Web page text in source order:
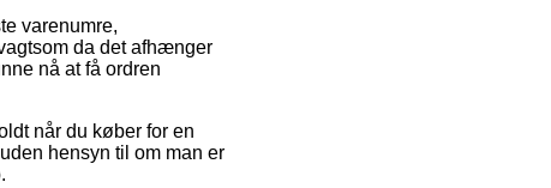
varenumre,
da det afhænger
nå at få ordren
når du køber for en
hensyn til om man er